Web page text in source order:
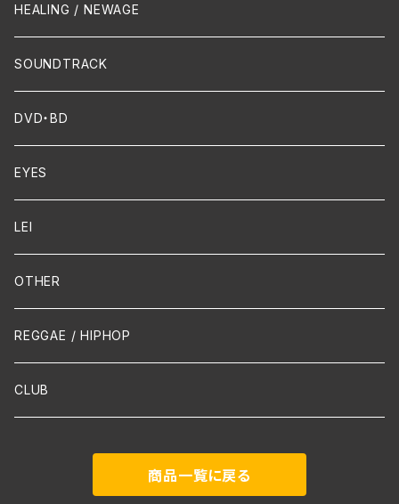
Crossover / Fusion
Dixie / New Orleans
FUNK
Chanson
Piano
Flute
Violin
Cello
Guitar / Ukulele
Mandolin
声楽
吹奏楽
Contemporary / Avangarde
HEALING / NEWAGE
SOUNDTRACK
DVD・BD
EYES
LEI
OTHER
REGGAE / HIPHOP
CLUB
商品一覧に戻る